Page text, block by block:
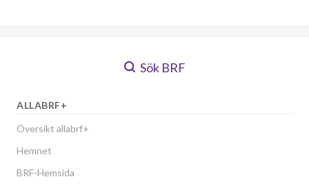
Sök BRF
ALLABRF+
Översikt allabrf+
Hemnet
BRF-Hemsida